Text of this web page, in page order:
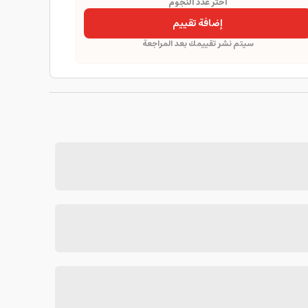
إضافة تقييم
سيتم نشر تقييمك بعد المراجعة